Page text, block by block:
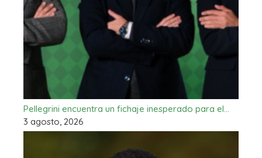
Pellegrini encuentra un fichaje inesperado para el…
3 agosto, 2026